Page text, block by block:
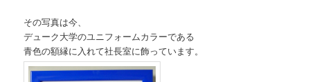
その写真は今、
デューク大学のユニフォームカラーである
青色の額縁に入れて社長室に飾っています。